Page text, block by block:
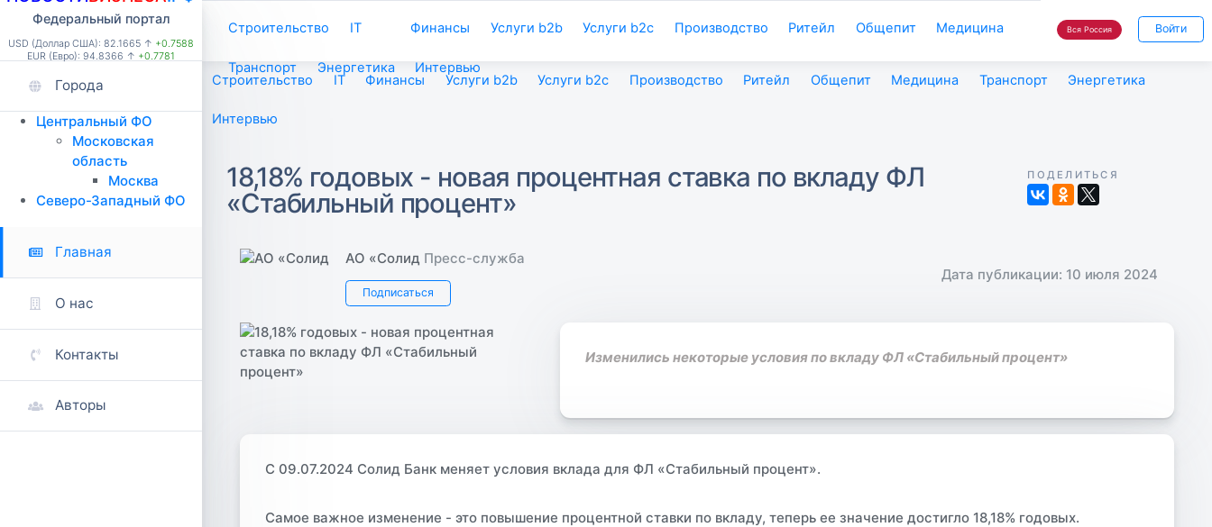
Федеральный портал
USD (Доллар США): 82.1665 ↑ +0.7588
EUR (Евро): 94.8366 ↑ +0.7781
Города
Центральный ФО
Московская
область
Москва
Северо-Западный ФО
Главная
О нас
Контакты
Авторы
Строительство IT Финансы Услуги b2b Услуги b2c Производство Ритейл Общепит Медицина
Транспорт Энергетика Интервью
Вся Россия Войти
Строительство IT Финансы Услуги b2b Услуги b2c Производство Ритейл Общепит Медицина Транспорт Энергетика
Интервью
18,18% годовых - новая процентная ставка по вкладу ФЛ
«Стабильный процент»
ПОДЕЛИТЬСЯ
АО «Солид Пресс-служба
Подписаться
Дата публикации: 10 июля 2024
Изменились некоторые условия по вкладу ФЛ «Стабильный процент»
С 09.07.2024 Солид Банк меняет условия вклада для ФЛ «Стабильный процент».
Самое важное изменение - это повышение процентной ставки по вкладу, теперь ее значение достигло 18,18% годовых.